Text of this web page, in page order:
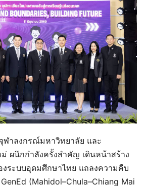
ฬาลงกรณ์มหาวิทยาลัย และ
ม่ ผนึกกำลังครั้งสำคัญ เดินหน้าสร้าง
ระบบอุดมศึกษาไทย แถลงความคืบ
(Mahidol–Chula–Chiang Mai